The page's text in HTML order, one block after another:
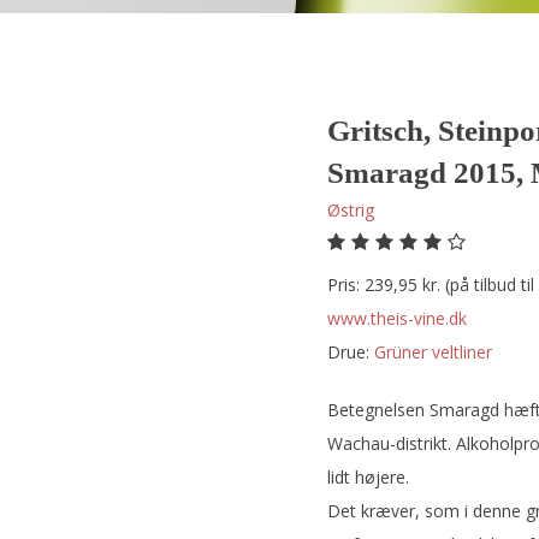
Gritsch,
Smaragd
Østrig
Pris: 239,95 kr. (på tilbud
www.theis-vine.dk
Drue:
grüner veltliner
Betegnelsen Smaragd
Wachau-distrikt.
lidt højere.
Det kræver, som i denne